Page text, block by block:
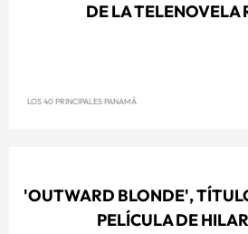
DE LA TELENOVELA
LOS 40 PRINCIPALES PANAMÁ
'OUTWARD BLONDE',
PELÍCULA DE